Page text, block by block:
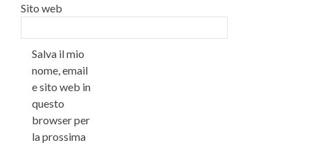
Sito web
Salva il mio
nome, email
e sito web in
questo
browser per
la prossima